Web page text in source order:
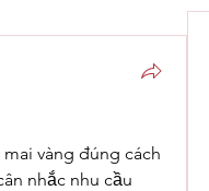
vàng đúng cách
nhắc nhu cầu